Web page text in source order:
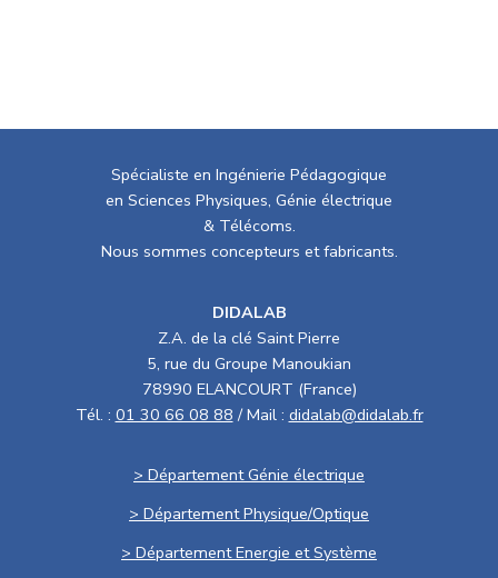
Spécialiste en Ingénierie Pédagogique
en Sciences Physiques, Génie électrique
& Télécoms.
Nous sommes concepteurs et fabricants.
DIDALAB
Z.A. de la clé Saint Pierre
5, rue du Groupe Manoukian
78990 ELANCOURT (France)
Tél. : 01 30 66 08 88 / Mail : didalab@didalab.fr
> Département Génie électrique
> Département Physique/Optique
> Département Energie et Système